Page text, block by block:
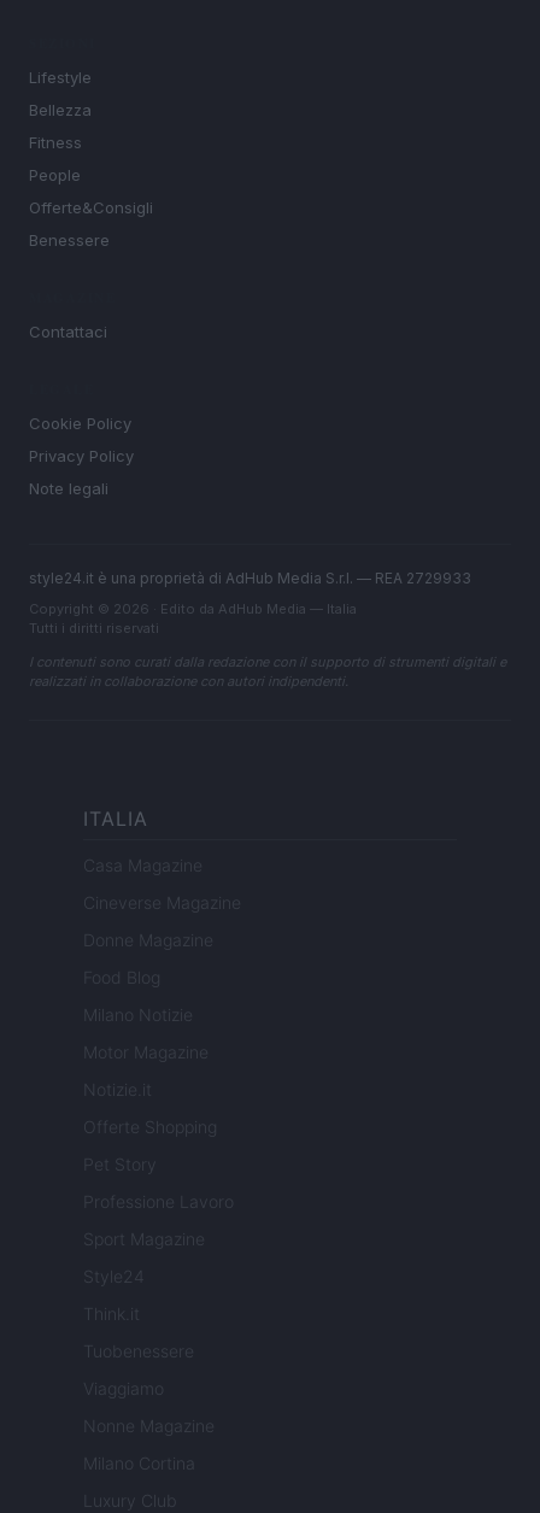
Lifestyle
Bellezza
Fitness
People
Offerte&Consigli
Benessere
Contattaci
Cookie Policy
Privacy Policy
Note legali
style24.it è una proprietà di AdHub Media S.r.l. — REA 2729933
Copyright © 2026 · Edito da AdHub Media — Italia
Tutti i diritti riservati
I contenuti sono curati dalla redazione con il supporto di strumenti digitali e
realizzati in collaborazione con autori indipendenti.
ITALIA
Casa Magazine
Cineverse Magazine
Donne Magazine
Food Blog
Milano Notizie
Motor Magazine
Notizie.it
Offerte Shopping
Pet Story
Professione Lavoro
Sport Magazine
Style24
Think.it
Tuobenessere
Viaggiamo
Nonne Magazine
Milano Cortina
Luxury Club